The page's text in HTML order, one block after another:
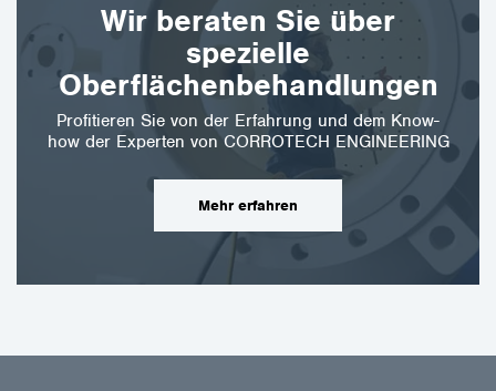
Wir beraten Sie über
spezielle
Oberflächenbehandlungen
Profitieren Sie von der Erfahrung und dem Know-
how der Experten von CORROTECH ENGINEERING
Mehr erfahren